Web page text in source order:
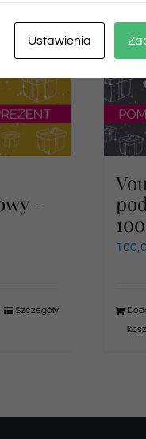
–
Szczegóły
Ustawienia